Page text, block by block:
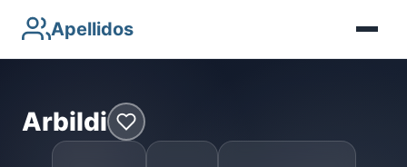
Apellidos
Arbildi